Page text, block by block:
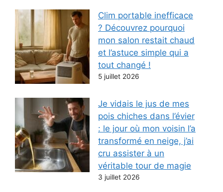
Clim portable inefficace
? Découvrez pourquoi
mon salon restait chaud
et l’astuce simple qui a
tout changé !
5 juillet 2026
Je vidais le jus de mes
pois chiches dans l’évier
: le jour où mon voisin l’a
transformé en neige, j’ai
cru assister à un
véritable tour de magie
3 juillet 2026